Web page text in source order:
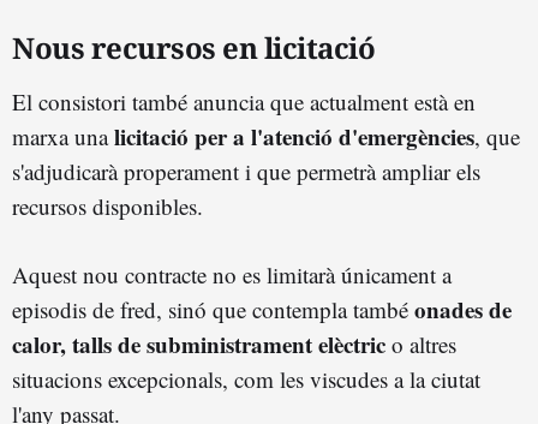
Nous recursos en licitació
El consistori també anuncia que actualment està en
marxa unalicitació per a l'atenció d'emergències, que
s'adjudicarà properament i que permetrà ampliar els
recursos disponibles.
Aquest nou contracte no es limitarà únicament a
episodis de fred, sinó que contempla també onades de
calor, talls de subministrament elèctric o altres
situacions excepcionals, com les viscudes a la ciutat
l'any passat.